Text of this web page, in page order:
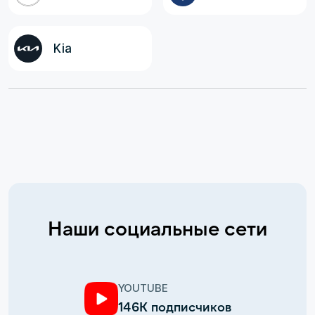
Kia
Наши социальные сети
YOUTUBE
146К подписчиков